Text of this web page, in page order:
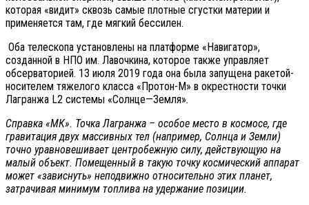
которая «видит» сквозь самые плотные сгустки материи и
применяется там, где мягкий бессилен.
Оба телескопа установлены на платформе «Навигатор»,
созданной в НПО им. Лавочкина, которое также управляет
обсерваторией. 13 июля 2019 года она была запущена ракетой-
носителем тяжелого класса «Протон-М» в окрестности точки
Лагранжа L2 системы «Солнце—Земля».
Справка «МК». Точка Лагранжа – особое место в космосе, где
гравитация двух массивных тел (например, Солнца и Земли)
точно уравновешивает центробежную силу, действующую на
малый объект. Помещенный в такую точку космический аппарат
может «зависнуть» неподвижно относительно этих планет,
затрачивая минимум топлива на удержание позиции.